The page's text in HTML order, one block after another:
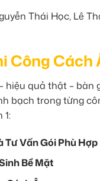
Thái Học, Lê
Cách
hiệu quả thật –
bạch trong từng
1:
Tư Vấn Gói Phù Hợp
Bề Mặt